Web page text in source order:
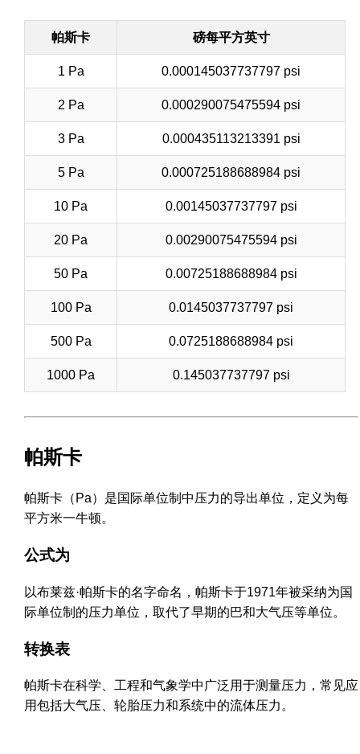
帕斯卡 磅每平方英寸
1 Pa 0.000145037737797 psi
2 Pa 0.000290075475594 psi
3 Pa 0.000435113213391 psi
5 Pa 0.000725188688984 psi
10 Pa 0.00145037737797 psi
20 Pa 0.00290075475594 psi
50 Pa 0.00725188688984 psi
100 Pa 0.0145037737797 psi
500 Pa 0.0725188688984 psi
1000 Pa 0.145037737797 psi
帕斯卡
帕斯卡（Pa）是国际单位制中压力的导出单位，定义为每
平方米一牛顿。
公式为
以布莱兹·帕斯卡的名字命名，帕斯卡于1971年被采纳为国
际单位制的压力单位，取代了早期的巴和大气压等单位。
转换表
帕斯卡在科学、工程和气象学中广泛用于测量压力，常见应
用包括大气压、轮胎压力和系统中的流体压力。